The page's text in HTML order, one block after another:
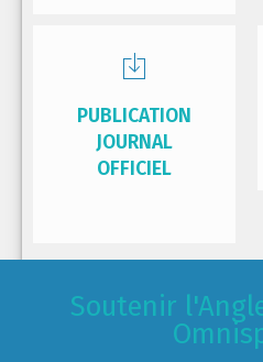
PUBLICATION
JOURNAL
OFFICIEL
Soutenir